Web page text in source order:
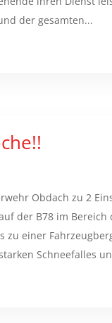
der gesamten...
Obdach zu 2
der B78 im
zu einer
Schneefalles